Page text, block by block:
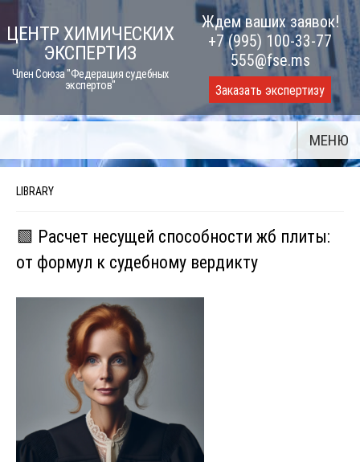
Skip
to
content
ЦЕНТР ХИМИЧЕСКИХ
ЭКСПЕРТИЗ
Член Союза "Федерация судебных
экспертов"
Ждем ваших заявок!
+7 (995) 100-33-77
555@fse.ms
Заказать экспертизу
МЕНЮ
LIBRARY
🟩 Расчет несущей способности жб плиты:
от формул к судебному вердикту